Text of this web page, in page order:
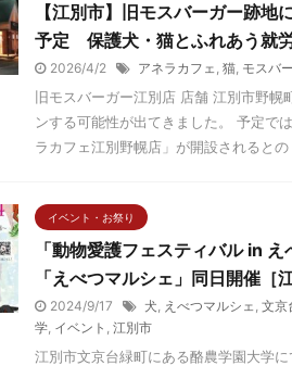
【江別市】旧モスバーガー跡
予定 保護犬・猫とふれあう就
2026/4/2 アネラカフェ, 猫, モスバ
旧モスバーガー江別店 店舗 江別市野
ンする可能性が出てきました。 予定で
ラカフェ江別野幌店」が開設されるとの
イベント・お祭り
「動物愛護フェスティバル in
「えべつマルシェ」同日開催［
2024/9/17 犬, えべつマルシェ, 文京
学, イベント , 江別市
江別市文京台緑町にある酪農学園大学